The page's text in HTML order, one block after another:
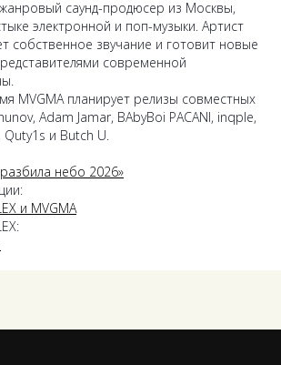
саунд-продюсер из Москвы,
электронной и поп-музыки. Артист
собственное звучание и готовит новые
современной
MVGMA планирует релизы совместных
Adam Jamar, BAbyBoi PACANI, inqple,
Quty1s и Butch U.
небо 2026»
и MVGMA